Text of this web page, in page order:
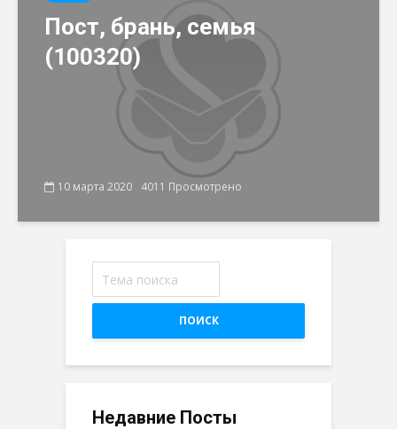
Пост, брань, семья
(100320)
10 марта 2020 4011 Просмотрено
ПОИСК
Недавние Посты